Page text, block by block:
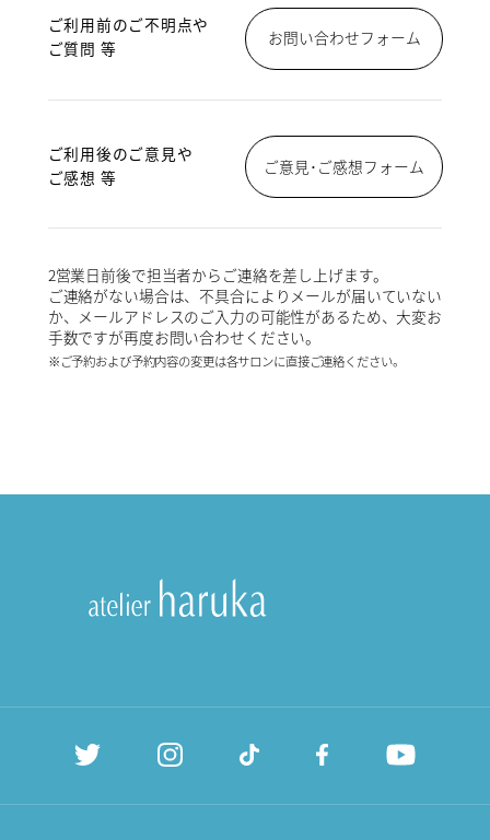
ご利用前のご不明点や
ご質問 等
お問い合わせフォーム
ご利用後のご意見や
ご感想 等
ご意見･ご感想フォーム
2営業日前後で担当者からご連絡を差し上げます。
ご連絡がない場合は、不具合によりメールが届いていない
か、メールアドレスのご入力の可能性があるため、大変お
手数ですが再度お問い合わせください。
※ご予約および予約内容の変更は各サロンに直接ご連絡ください。